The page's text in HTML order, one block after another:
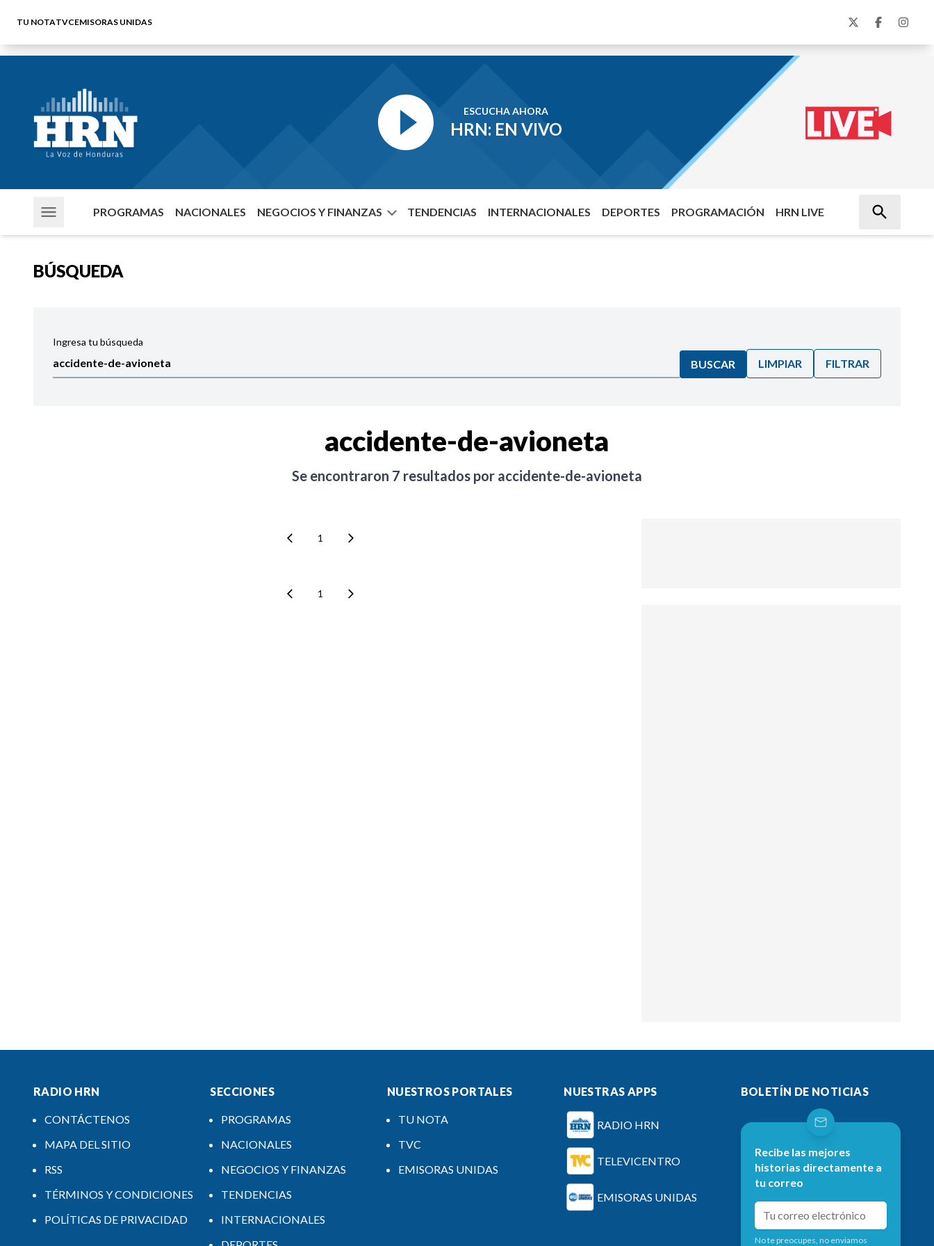
TU NOTATVCEMISORAS UNIDAS
ESCUCHA AHORA
HRN: EN VIVO
PROGRAMAS NACIONALES NEGOCIOS Y FINANZAS TENDENCIAS INTERNACIONALES DEPORTES PROGRAMACIÓN HRN LIVE
BÚSQUEDA
Ingresa tu búsqueda
BUSCAR LIMPIAR FILTRAR
accidente-de-avioneta
Se encontraron 7 resultados por accidente-de-avioneta
1
1
RADIO HRN
CONTÁCTENOS
MAPA DEL SITIO
RSS
TÉRMINOS Y CONDICIONES
POLÍTICAS DE PRIVACIDAD
SECCIONES
PROGRAMAS
NACIONALES
NEGOCIOS Y FINANZAS
TENDENCIAS
INTERNACIONALES
NUESTROS PORTALES
TU NOTA
TVC
EMISORAS UNIDAS
NUESTRAS APPS
RADIO HRN
TELEVICENTRO
EMISORAS UNIDAS
BOLETÍN DE NOTICIAS
Recibe las mejores
historias directamente a
tu correo
No te preocupes, no enviamos